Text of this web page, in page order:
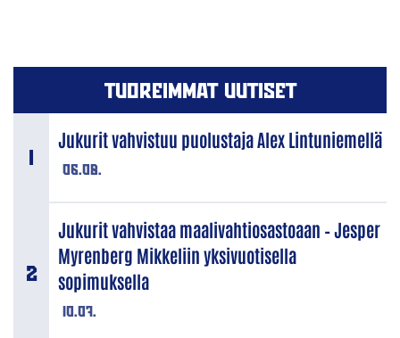
TUOREIMMAT UUTISET
06.08.
Jukurit vahvistuu puolustaja Alex Lintuniemellä
10.07.
Jukurit vahvistaa maalivahtiosastoaan – Jesper
Myrenberg Mikkeliin yksivuotisella
sopimuksella